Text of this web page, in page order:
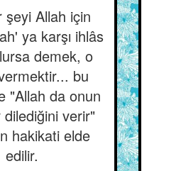
şeyi Allah için
ya karşı ihlâs
demek, o
bu
"Allah da onun
verir"
hakikati elde
edilir.